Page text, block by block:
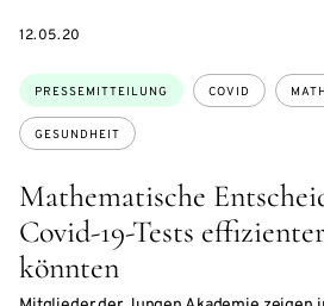
Mathematische
Covid-19-Tests
könnten
Themen:
PRESSEMITTEILUNG COVID
GESUNDHEIT
DATE
12.05.20